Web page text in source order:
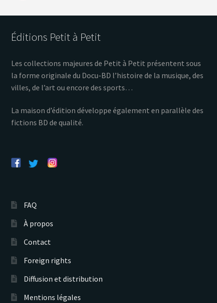
Éditions Petit à Petit
Les collections majeures de Petit à Petit présentent sous
la forme originale du Docu-BD l’histoire de la musique, des
villes, de l’art ou encore des sports…
La maison d’édition développe également en parallèle des
fictions BD de qualité.
FAQ
À propos
Contact
Foreign rights
Diffusion et distribution
Mentions légales